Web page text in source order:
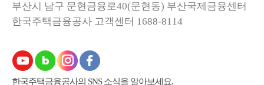
부산시 남구 문현금융로40(문현동) 부산국제금융센터
한국주택금융공사 고객센터 1688-8114
한국주택금융공사의 SNS 소식을 알아보세요.